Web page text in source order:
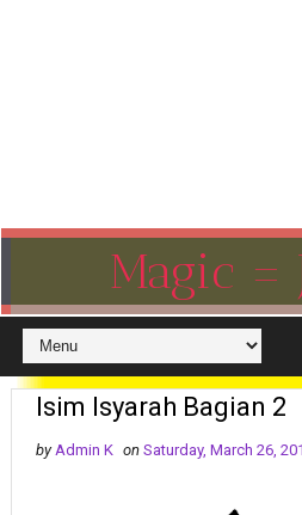
Magic =
Isim Isyarah Bagian 2
by Admin K on Saturday, March 26,